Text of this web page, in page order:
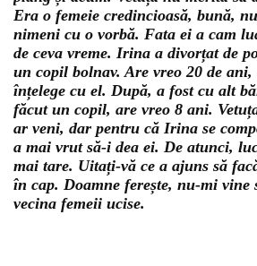
Era o femeie credincioasă, bună,
nimeni cu o vorbă. Fata ei a cam
de ceva vreme. Irina a divorțat de
un copil bolnav. Are vreo 20 de
înțelege cu el. După, a fost cu alt
făcut un copil, are vreo 8 ani.
ar veni, dar pentru că Irina se
a mai vrut să-i dea ei. De atunci,
mai tare. Uitați-vă ce a ajuns să
în cap. Doamne ferește, nu-mi vine
vecina femeii ucise.